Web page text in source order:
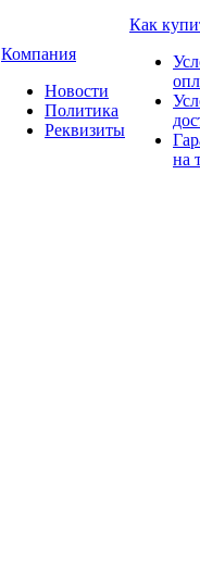
Компания
Новости
Политика
Реквизиты
Как
на